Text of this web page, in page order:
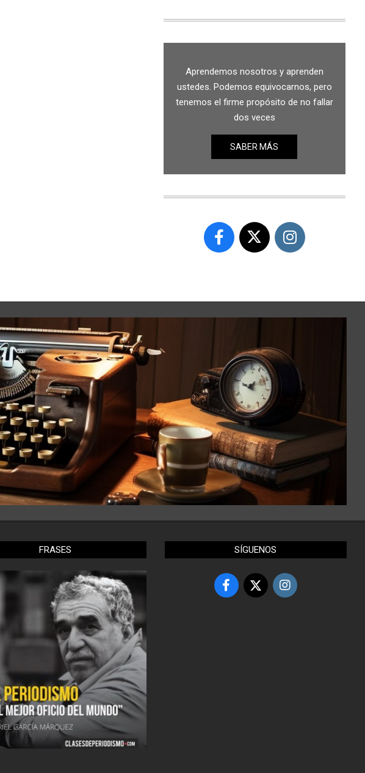
Aprendemos nosotros y aprenden
ustedes. Podemos equivocarnos, pero
tenemos el firme propósito de no fallar
dos veces
SABER MÁS
FRASES SÍGUENOS